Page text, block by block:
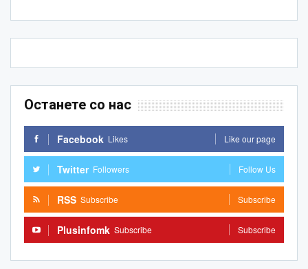
Останете со нас
Facebook Likes Like our page
Twitter Followers Follow Us
RSS Subscribe Subscribe
Plusinfomk Subscribe Subscribe